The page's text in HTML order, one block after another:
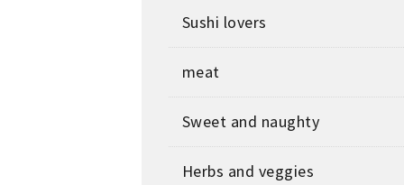
Sushi lovers
meat
Sweet and naughty
Herbs and veggies